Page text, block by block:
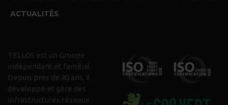
ACTUALITÉS
TELLOS est un Groupe
indépendant et familial.
Depuis près de 40 ans, il
développe et gère des
infrastructures réseaux